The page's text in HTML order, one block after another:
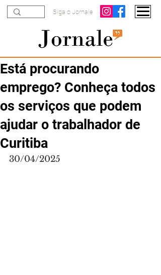
Siga o Jornale
Está procurando
emprego? Conheça todos
os serviços que podem
ajudar o trabalhador de
Curitiba
30/04/2025